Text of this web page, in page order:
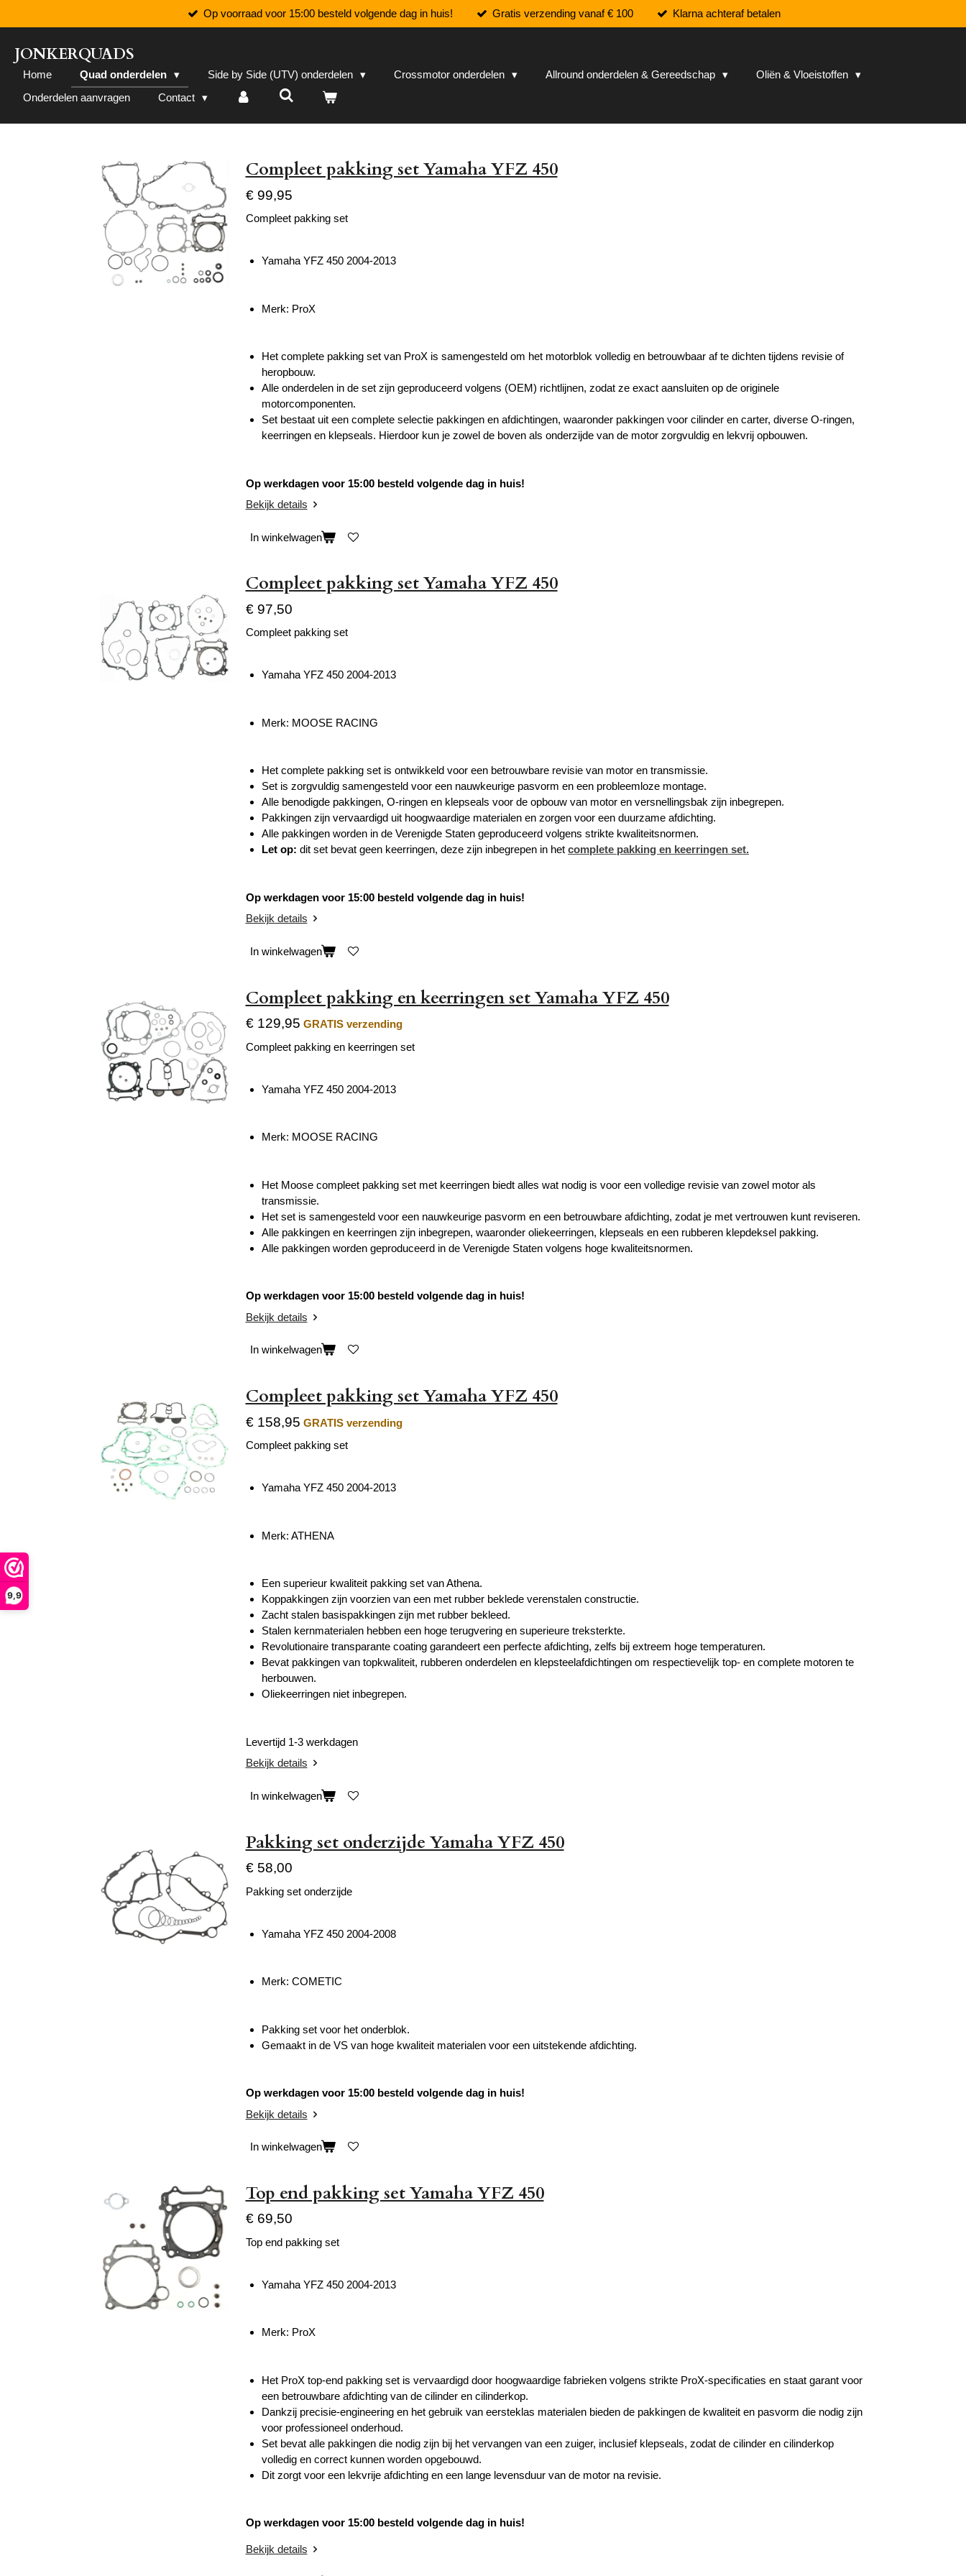
9,9
direct
naar
de
hoofdinhoud
Op voorraad voor 15:00 besteld volgende dag in huis! Gratis verzending vanaf € 100 Klarna achteraf betalen
JONKERQUADS
Home Quad onderdelen Side by Side (UTV) onderdelen Crossmotor onderdelen Allround onderdelen & Gereedschap
Oliën & Vloeistoffen
Onderdelen aanvragen
Contact
Compleet pakking set Yamaha YFZ 450
€ 99,95
Compleet pakking set
Yamaha YFZ 450 2004-2013
Merk: ProX
Het complete pakking set van ProX is samengesteld om het motorblok volledig en betrouwbaar af te dichten tijdens revisie of
heropbouw.
Alle onderdelen in de set zijn geproduceerd volgens (OEM) richtlijnen, zodat ze exact aansluiten op de originele
motorcomponenten.
Set bestaat uit een complete selectie pakkingen en afdichtingen, waaronder pakkingen voor cilinder en carter, diverse O-ringen,
keerringen en klepseals. Hierdoor kun je zowel de boven als onderzijde van de motor zorgvuldig en lekvrij opbouwen.
Op werkdagen voor 15:00 besteld volgende dag in huis!
Bekijk details
In winkelwagen
Compleet pakking set Yamaha YFZ 450
€ 97,50
Compleet pakking set
Yamaha YFZ 450 2004-2013
Merk: MOOSE RACING
Het complete pakking set is ontwikkeld voor een betrouwbare revisie van motor en transmissie.
Set is zorgvuldig samengesteld voor een nauwkeurige pasvorm en een probleemloze montage.
Alle benodigde pakkingen, O-ringen en klepseals voor de opbouw van motor en versnellingsbak zijn inbegrepen.
Pakkingen zijn vervaardigd uit hoogwaardige materialen en zorgen voor een duurzame afdichting.
Alle pakkingen worden in de Verenigde Staten geproduceerd volgens strikte kwaliteitsnormen.
Let op: dit set bevat geen keerringen, deze zijn inbegrepen in het complete pakking en keerringen set.
Op werkdagen voor 15:00 besteld volgende dag in huis!
Bekijk details
In winkelwagen
Compleet pakking en keerringen set Yamaha YFZ 450
€ 129,95 GRATIS verzending
Compleet pakking en keerringen set
Yamaha YFZ 450 2004-2013
Merk: MOOSE RACING
Het Moose compleet pakking set met keerringen biedt alles wat nodig is voor een volledige revisie van zowel motor als
transmissie.
Het set is samengesteld voor een nauwkeurige pasvorm en een betrouwbare afdichting, zodat je met vertrouwen kunt reviseren.
Alle pakkingen en keerringen zijn inbegrepen, waaronder oliekeerringen, klepseals en een rubberen klepdeksel pakking.
Alle pakkingen worden geproduceerd in de Verenigde Staten volgens hoge kwaliteitsnormen.
Op werkdagen voor 15:00 besteld volgende dag in huis!
Bekijk details
In winkelwagen
Compleet pakking set Yamaha YFZ 450
€ 158,95 GRATIS verzending
Compleet pakking set
Yamaha YFZ 450 2004-2013
Merk: ATHENA
Een superieur kwaliteit pakking set van Athena.
Koppakkingen zijn voorzien van een met rubber beklede verenstalen constructie.
Zacht stalen basispakkingen zijn met rubber bekleed.
Stalen kernmaterialen hebben een hoge terugvering en superieure treksterkte.
Revolutionaire transparante coating garandeert een perfecte afdichting, zelfs bij extreem hoge temperaturen.
Bevat pakkingen van topkwaliteit, rubberen onderdelen en klepsteelafdichtingen om respectievelijk top- en complete motoren te
herbouwen.
Oliekeerringen niet inbegrepen.
Levertijd 1-3 werkdagen
Bekijk details
In winkelwagen
Pakking set onderzijde Yamaha YFZ 450
€ 58,00
Pakking set onderzijde
Yamaha YFZ 450 2004-2008
Merk: COMETIC
Pakking set voor het onderblok.
Gemaakt in de VS van hoge kwaliteit materialen voor een uitstekende afdichting.
Op werkdagen voor 15:00 besteld volgende dag in huis!
Bekijk details
In winkelwagen
Top end pakking set Yamaha YFZ 450
€ 69,50
Top end pakking set
Yamaha YFZ 450 2004-2013
Merk: ProX
Het ProX top-end pakking set is vervaardigd door hoogwaardige fabrieken volgens strikte ProX-specificaties en staat garant voor
een betrouwbare afdichting van de cilinder en cilinderkop.
Dankzij precisie-engineering en het gebruik van eersteklas materialen bieden de pakkingen de kwaliteit en pasvorm die nodig zijn
voor professioneel onderhoud.
Set bevat alle pakkingen die nodig zijn bij het vervangen van een zuiger, inclusief klepseals, zodat de cilinder en cilinderkop
volledig en correct kunnen worden opgebouwd.
Dit zorgt voor een lekvrije afdichting en een lange levensduur van de motor na revisie.
Op werkdagen voor 15:00 besteld volgende dag in huis!
Bekijk details